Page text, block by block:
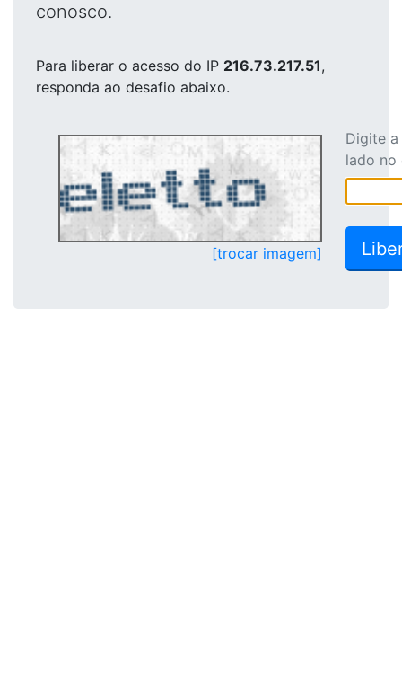
conosco.
Para liberar o acesso do IP 216.73.217.51,
responda ao desafio abaixo.
[trocar imagem]
Digite
lado no